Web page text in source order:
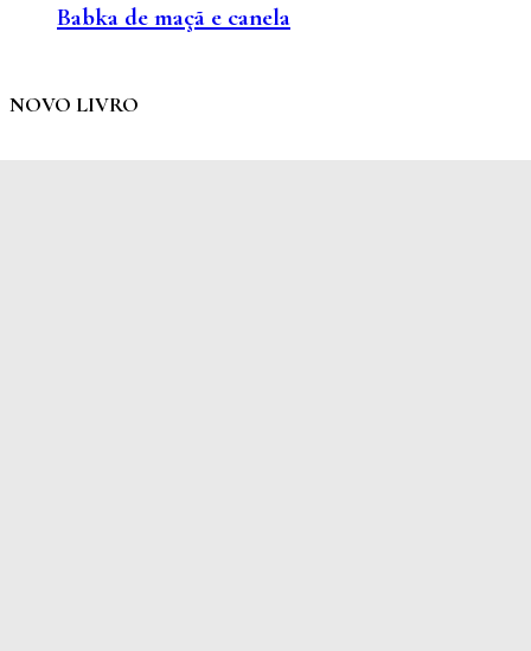
Babka de maçã e canela
NOVO LIVRO